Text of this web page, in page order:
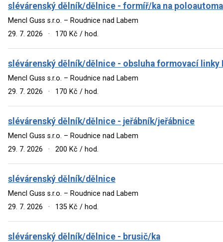
slévárenský dělník/dělnice - formíř/ka na
Mencl Guss s.r.o. – Roudnice nad Labem
29. 7. 2026
· 170 Kč / hod.
slévárenský dělník/dělnice - obsluha formovací linky
Mencl Guss s.r.o. – Roudnice nad Labem
29. 7. 2026
· 170 Kč / hod.
slévárenský dělník/dělnice - jeřábník/jeřábnice
Mencl Guss s.r.o. – Roudnice nad Labem
29. 7. 2026
· 200 Kč / hod.
slévárenský dělník/dělnice
Mencl Guss s.r.o. – Roudnice nad Labem
29. 7. 2026
· 135 Kč / hod.
slévárenský dělník/dělnice - brusič/ka